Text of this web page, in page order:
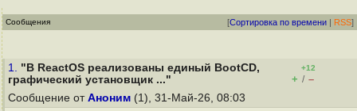
Сообщения [Сортировка по времени | RSS]
1. "В ReactOS реализованы единый BootCD,
графический установщик ..."
+12
+ / –
Сообщение от Аноним (1), 31-Май-26, 08:03